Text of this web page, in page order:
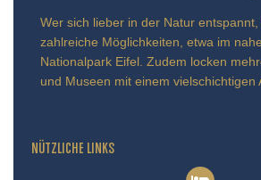
Wer sich lieber in der Natur
zahlreiche Möglichkeiten, etwa im
Nationalpark Eifel. Zudem locken
und Museen mit einem vielschichtigen
NÜTZLICHE LINKS